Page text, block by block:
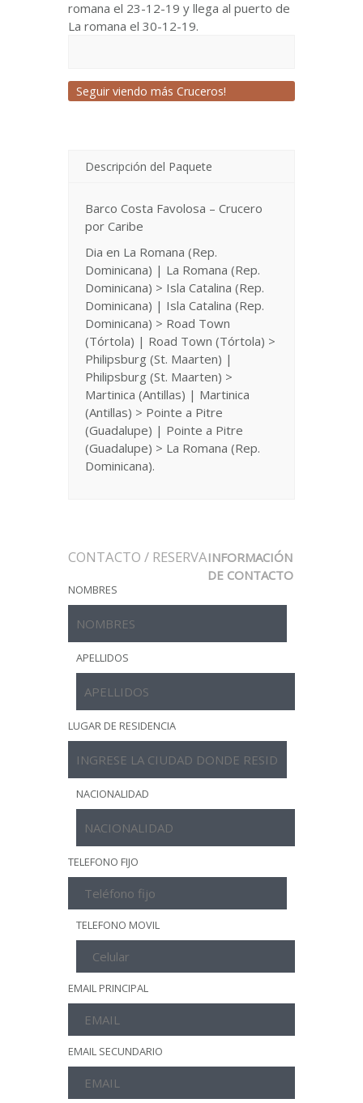
romana el 23-12-19 y llega al puerto de
La romana el 30-12-19.
Seguir viendo más Cruceros!
Descripción del Paquete
Barco Costa Favolosa – Crucero
por Caribe
Dia en La Romana (Rep.
Dominicana) | La Romana (Rep.
Dominicana) > Isla Catalina (Rep.
Dominicana) | Isla Catalina (Rep.
Dominicana) > Road Town
(Tórtola) | Road Town (Tórtola) >
Philipsburg (St. Maarten) |
Philipsburg (St. Maarten) >
Martinica (Antillas) | Martinica
(Antillas) > Pointe a Pitre
(Guadalupe) | Pointe a Pitre
(Guadalupe) > La Romana (Rep.
Dominicana).
CONTACTO / RESERVAINFORMACIÓN
DE CONTACTO
NOMBRES
APELLIDOS
LUGAR DE RESIDENCIA
NACIONALIDAD
TELEFONO FIJO
TELEFONO MOVIL
EMAIL PRINCIPAL
EMAIL SECUNDARIO